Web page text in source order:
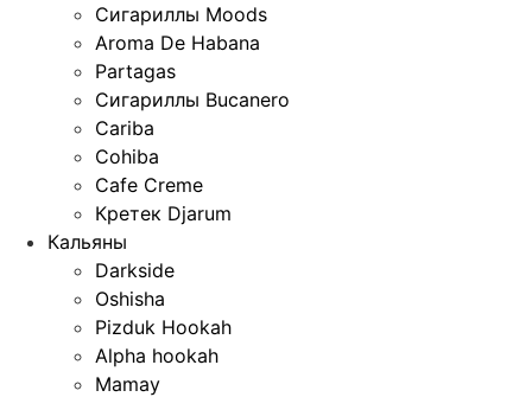
Сигариллы Moods
Aroma De Habana
Partagas
Сигариллы Bucanero
Cariba
Cohiba
Cafe Creme
Кретек Djarum
Кальяны
Darkside
Oshisha
Pizduk Hookah
Alpha hookah
Mamay